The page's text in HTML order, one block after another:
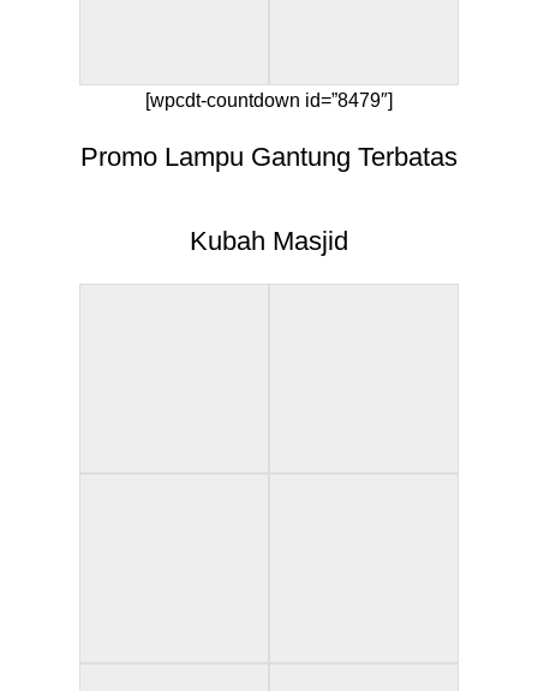
[wpcdt-countdown id=”8479″]
Promo Lampu Gantung Terbatas
Kubah Masjid